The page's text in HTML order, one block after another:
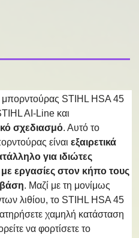
μπορντούρας STIHL HSA 45
AI-Line και
σχεδιασμό. Αυτό το
είναι εξαιρετικά
για ιδιώτες
εργασίες στον κήπο τους
. Μαζί με τη μονίμως
λιθίου, το STIHL HSA 45
χαμηλή κατάσταση
να φορτίσετε το